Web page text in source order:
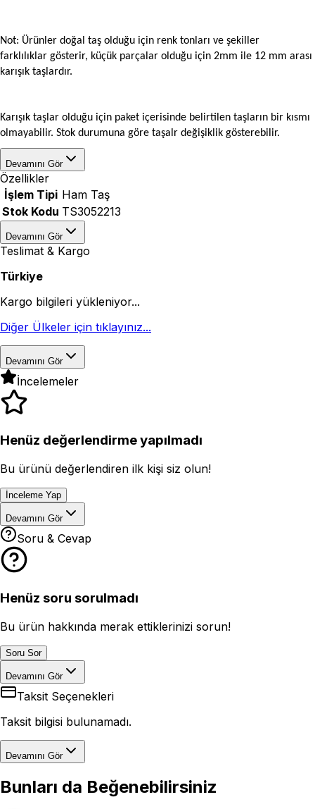
Not: Ürünler doğal taş olduğu için renk tonları ve şekiller
farklılıklar gösterir, küçük parçalar olduğu için 2mm ile 12 mm arası
karışık taşlardır.
Karışık taşlar olduğu için paket içerisinde belirtilen taşların bir kısmı
olmayabilir. Stok durumuna göre taşalr değişiklik gösterebilir.
Devamını Gör
Özellikler
İşlem Tipi Ham Taş
Stok Kodu TS3052213
Devamını Gör
Teslimat & Kargo
Türkiye
Kargo bilgileri yükleniyor...
Diğer Ülkeler için tıklayınız...
Devamını Gör
İncelemeler
Henüz değerlendirme yapılmadı
Bu ürünü değerlendiren ilk kişi siz olun!
İnceleme Yap
Devamını Gör
Soru & Cevap
Henüz soru sorulmadı
Bu ürün hakkında merak ettiklerinizi sorun!
Soru Sor
Devamını Gör
Taksit Seçenekleri
Taksit bilgisi bulunamadı.
Devamını Gör
Bunları da Beğenebilirsiniz